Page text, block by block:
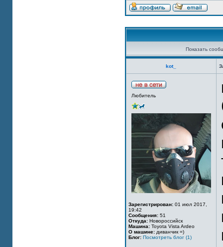
Показать
kot_
Любитель
Зарегистрирован: 01 июл 2017,
19:42
Сообщения: 51
Откуда: Новороссийск
Машина: Toyota Vista Ardeo
О машине: диванчик =)
Блог: Посмотреть блог (1)